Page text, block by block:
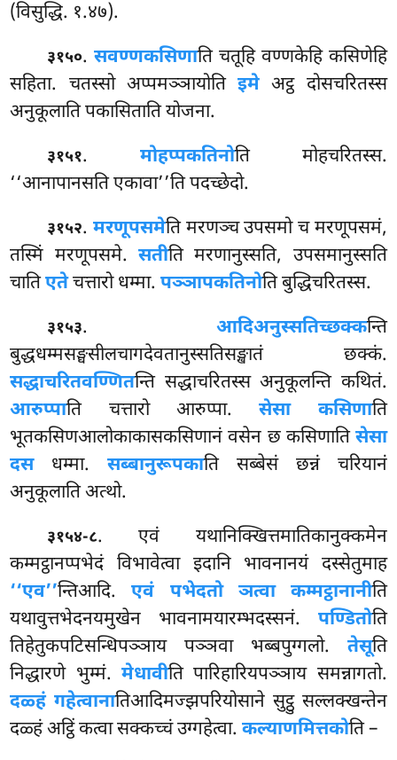
(विसुद्धि. १.४७).
३१५०. सवण्णकसिणाति चतूहि वण्णकेहि कसिणेहि
सहिता. चतस्सो अप्पमञ्ञायोतिइमे अट्ठ दोसचरितस्स
अनुकूलाति पकासिताति योजना.
३१५१. मोहप्पकतिनोति मोहचरितस्स.
‘‘आनापानसति एकावा’’ति पदच्छेदो.
३१५२. मरणूपसमेति मरणञ्च उपसमो च मरणूपसमं,
तस्मिं मरणूपसमे. सतीति मरणानुस्सति, उपसमानुस्सति
चातिएतेचत्तारो धम्मा.पञ्ञापकतिनोति बुद्धिचरितस्स.
३१५३. आदिअनुस्सतिच्छक्कन्ति
बुद्धधम्मसङ्घसीलचागदेवतानुस्सतिसङ्खातं छक्कं.
सद्धाचरितवण्णितन्ति सद्धाचरितस्स अनुकूलन्ति कथितं.
आरुप्पाति चत्तारो आरुप्पा.सेसा कसिणाति
भूतकसिणआलोकाकासकसिणानं वसेन छ कसिणातिसेसा
दसधम्मा.सब्बानुरूपकाति सब्बेसं छन्नं चरियानं
अनुकूलाति अत्थो.
३१५४-८. एवं यथानिक्खित्तमातिकानुक्कमेन
कम्मट्ठानप्पभेदं विभावेत्वा इदानि भावनानयं दस्सेतुमाह
‘‘एव’’न्तिआदि.एवं पभेदतो ञत्वा कम्मट्ठानानीति
यथावुत्तभेदनयमुखेन भावनामयारम्भदस्सनं. पण्डितोति
तिहेतुकपटिसन्धिपञ्ञाय पञ्ञवा भब्बपुग्गलो. तेसूति
निद्धारणे भुम्मं. मेधावीति पारिहारियपञ्ञाय समन्नागतो.
दळ्हं गहेत्वानातिआदिमज्झपरियोसाने सुट्ठु सल्लक्खन्तेन
दळ्हं अट्ठिं कत्वा सक्कच्चं उग्गहेत्वा.कल्याणमित्तकोति –